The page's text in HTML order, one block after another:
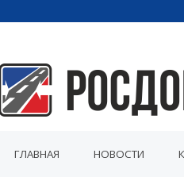
ГЛАВНАЯ НОВОСТИ